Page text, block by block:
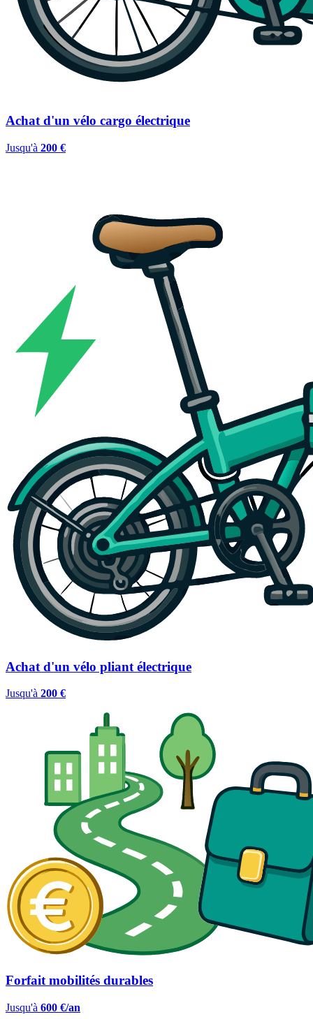
Achat d'un vélo cargo électrique
Jusqu'à 200 €
Achat d'un vélo pliant électrique
Jusqu'à 200 €
Forfait mobilités durables
Jusqu'à 600 €/an